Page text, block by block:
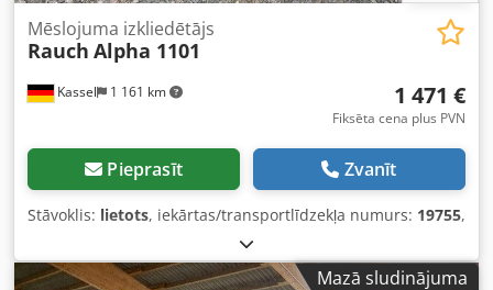
Kassel 1 161 km
Mēslojuma izkliedētājs
Rauch Alpha 1101
1 471 €
Fiksēta cena plus PVN
Pieprasīt Zvanīt
Stāvoklis: lietots, iekārtas/transportlīdzekļa numurs: 19755,
Mazā sludinājuma